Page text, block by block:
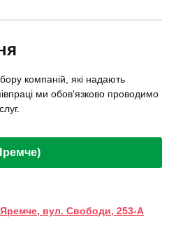
компаній, які надають
ми обов'язково проводимо
вул. Свободи, 253-А